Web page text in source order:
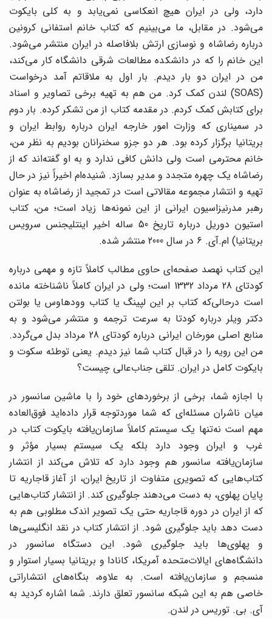
دارد، ولی در ایران هیچ انعکاسی نمی‌یابد و به کلی بایکوت
می‌شود. در مقابل، ما می‌بینیم که کتاب خانم استفانی کرونین
درباره رضاشاه و نوسازی ارتش بلافاصله در ایران منتشر می‌شود.
این خانم را که در دانشکده مطالعات شرقی دانشگاه کار می‌کند،
من در ایران دو بار دیدم. بار اول به ملاقاتم آمد درخواست
SOAS) لندن کمک کرد. من هم به تهیه برخی تصاویر و اسناد
برای کتابش کمک کردم. در مقدمه کتاب از من تشکر کرده. بار دوم
در سمیناری که وزارت امور خارجه ایران درباره روابط ایران و
بریتانیا برگزار کرده بود. هر دو جزو سخنرانان بودیم به نظر من،
خانم محترمی است ولی دانش کافی ندارد و به او گفته‌اند که از
رضاشاه یک چهره متجدد و مدیر بسازد. شنیده‌ام اخیراً نیز در حال
تهیه و انتشار مجموعه مقالاتی است در تمجید از رضاشاه به عنوان
رهبر مدرنیزاسیون ایرانی از این نمونه‌ها زیاد است؛ من، کتاب
استیون دوریل درباره تاریخ 50 ساله اخیر اینتلیجنس سرویس
بریتانیا) ام.آی. 6 در سال 2000 منتشر شده.
این کتاب نهصد صفحه‌ای حاوی مطالب کاملاً تازه و مهمی درباره
کودتای 28 مرداد 1332 است؛ ولی در ایران کاملاً ناشناخته مانده
است درحالی‌که کتاب بر این لپینگ یا کتاب وودهاوس یا بولتن
دکتر ویلر درباره کودتا به سرعت ترجمه و منتشر می‌شود و به
منابع اصلی مورخان ایرانی درباره کودتای 28 مرداد بدل می‌گردد.
من این رویه را در قبال کتاب شما نیز دیدم. یعنی توطئه سکوت و
بایکوت کامل در ایران. تلقی جناب‌عالی چیست؟
با اجازه شما، برخی از برخوردهای خود را با ماشین سانسور در
میان ناشران مسئله‌ای که شما موردتوجه قرار داده‌اید فوق‌العاده
مهم است نه‌تنها یک سیستم کاملاً سازمان‌یافته بایکوت کتاب در
غرب و ایران وجود دارد بلکه یک سیستم بسیار مؤثر و
سازمان‌یافته سانسور هم وجود دارد که تلاش می‌کند از انتشار
کتاب‌هایی که تصویری متفاوت از تاریخ ایران، از آغاز قاجاریه تا
پایان پهلوی، به دست می‌دهند جلوگیری کند. از انتشار کتاب‌هایی
که از ایران در دوره قاجاریه حتی یک تصویر اندک مطلوبی هم به
دست دهد باید جلوگیری شود. از انتشار کتاب در نقد انگلیسی‌ها
و پهلوی‌ها باید جلوگیری شود. این دستگاه سانسور در
دانشگاه‌های ایالات‌متحده آمریکا، کانادا و بریتانیا بسیار استوار و
منسجم و سازمان‌یافته است. به علاوه، بنگاه‌های انتشاراتی
خاصی هم به این شبکه سانسور تعلق دارند. شما اشاره کردید به
آی. بی. توریس در لندن.